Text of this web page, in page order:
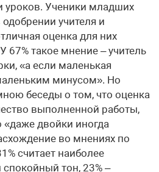
уроков. Ученики младших
учителя и
оценка для них
67% такое мнение – учитель
«а если маленькая
минусом». Но
беседы о том, что оценка
выполненной работы,
«даже двойки иногда
во мнениях по
считает наиболее
тон, 23% –